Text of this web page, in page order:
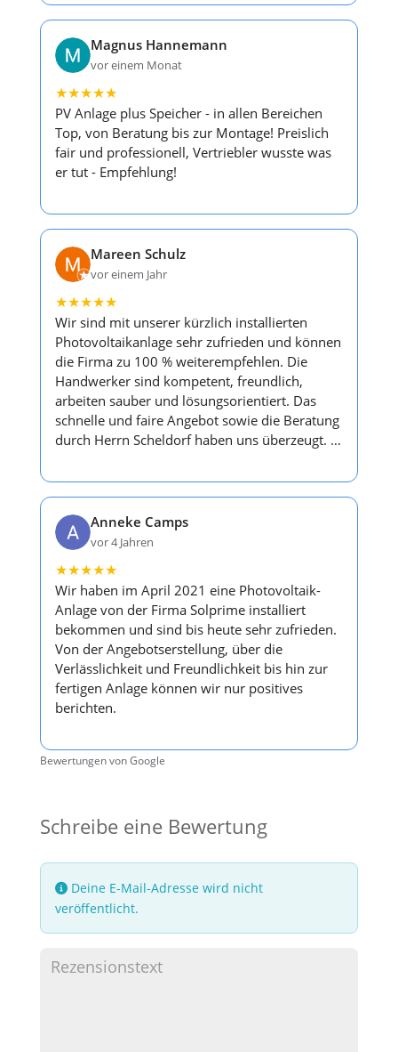
Magnus Hannemann
vor einem Monat
★★★★★
PV Anlage plus Speicher - in allen Bereichen
Top, von Beratung bis zur Montage! Preislich
fair und professionell, Vertriebler wusste was
er tut - Empfehlung!
Mareen Schulz
vor einem Jahr
★★★★★
Wir sind mit unserer kürzlich installierten
Photovoltaikanlage sehr zufrieden und können
die Firma zu 100 % weiterempfehlen. Die
Handwerker sind kompetent, freundlich,
arbeiten sauber und lösungsorientiert. Das
schnelle und faire Angebot sowie die Beratung
durch Herrn Scheldorf haben uns überzeugt. …
Anneke Camps
vor 4 Jahren
★★★★★
Wir haben im April 2021 eine Photovoltaik-
Anlage von der Firma Solprime installiert
bekommen und sind bis heute sehr zufrieden.
Von der Angebotserstellung, über die
Verlässlichkeit und Freundlichkeit bis hin zur
fertigen Anlage können wir nur positives
berichten.
Bewertungen von Google
Schreibe eine Bewertung
Deine E-Mail-Adresse wird nicht
veröffentlicht.